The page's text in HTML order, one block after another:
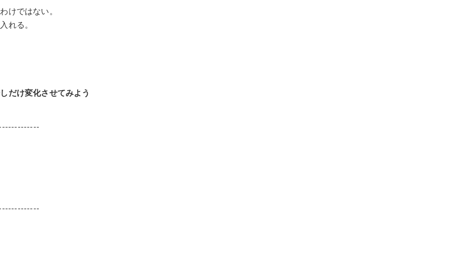
けではない。
れる。
だけ変化させてみよう